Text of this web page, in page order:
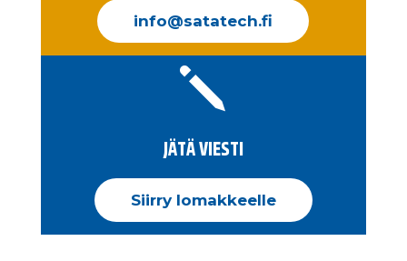
info@satatech.fi
j
JÄTÄ VIESTI
Siirry lomakkeelle